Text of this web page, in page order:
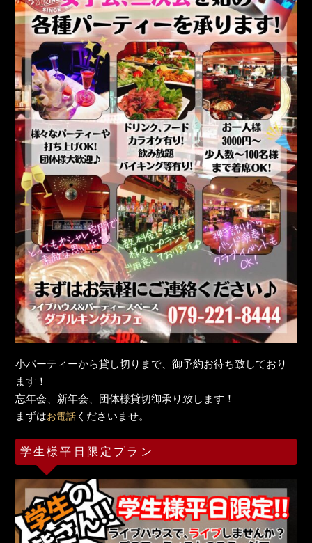
小パーティーから貸し切りまで、御予約お待ち致しており
ます！
忘年会、新年会、団体様貸切御承り致します！
まずはお電話 くださいませ。
学生様平日限定プラン